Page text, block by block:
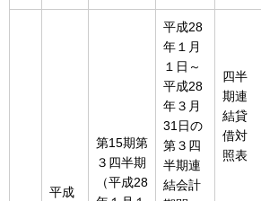
平成
第15期第
３四半期
（平成28
平成28
年１月
１日～
平成28
年３月
31日の
第３四
半期連
結会計
四半
期連
結貸
借対
照表